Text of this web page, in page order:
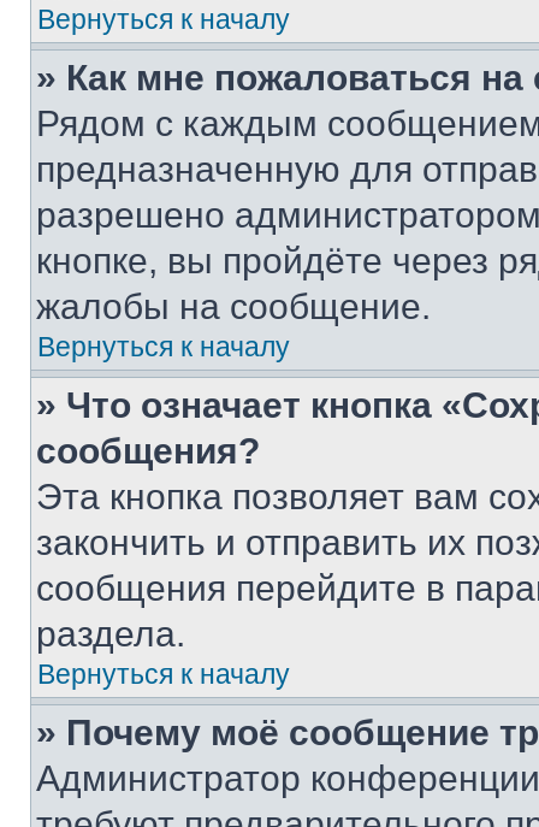
Вернуться к началу
» Как мне пожаловаться
Рядом с каждым сообщением
предназначенную для
разрешено
кнопке, вы пройдёте через
жалобы на сообщение.
Вернуться к началу
» Что означает кнопка
сообщения?
Эта кнопка позволяет вам
закончить и отправить их
сообщения перейдите в
раздела.
Вернуться к началу
» Почему моё сообщение
Администратор